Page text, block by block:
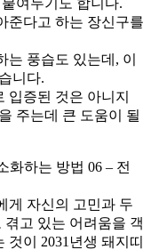
준다고 하는 장신구를
풍습도 있는데, 이
니다.
입증된 것은 아니지
주는데 큰 도움이 될
화하는 방법 06 – 전
게 자신의 고민과 두
고 있는 어려움을 객
이 2031년생 돼지띠